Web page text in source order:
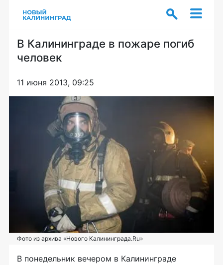
В Калининграде в пожаре погиб
человек
11 июня 2013, 09:25
Фото из архива «Нового Калининграда.Ru»
В понедельник вечером в Калининграде